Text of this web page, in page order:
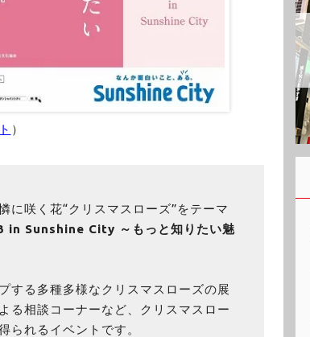
）
に咲く花“クリスマスローズ”をテーマ
in Sunshine City ～もっと知りたい魅
する多種多様なクリスマスローズの展
る相談コーナーなど、クリスマスロー
られるイベントです。